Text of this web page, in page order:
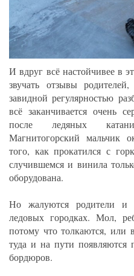
И вдруг всё настойчивее в
звучать отзывы
завидной регулярностью
всё заканчивается очень
после ледяных
Магнитогорский мальчик
того, как прокатился с
случившемся и винила
оборудована.
Но жалуются родители и
ледовых городках. Мол,
потому что толкаются, или
туда и на пути появляются
бордюров.